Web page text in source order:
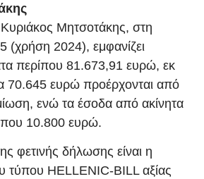
Μητσοτάκης, στη
(χρήση 2024), εμφανίζει
περίπου 81.673,91 ευρώ, εκ
70.645 ευρώ προέρχονται από
ενώ τα έσοδα από ακίνητα
10.800 ευρώ.
φετινής δήλωσης είναι η
τύπου HELLENIC-BILL αξίας